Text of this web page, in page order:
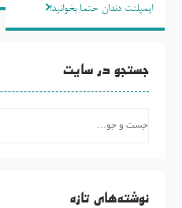
نوشته
ایمپلنت دندان حتما بخوانید!
جستجو در سایت
نوشته‌های تازه